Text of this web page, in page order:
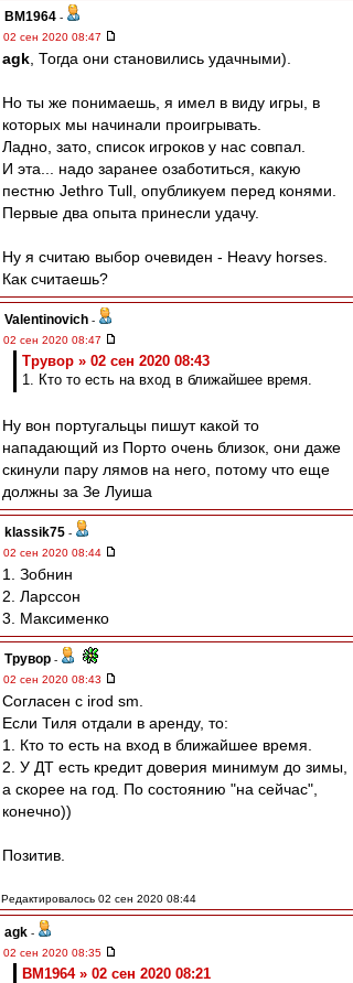
BM1964 -
02 сен 2020 08:47
agk , Тогда они становились удачными).
Но ты же понимаешь, я имел в виду игры, в
которых мы начинали проигрывать.
Ладно, зато, список игроков у нас совпал.
И эта... надо заранее озаботиться, какую
пестню Jethro Tull, опубликуем перед конями.
Первые два опыта принесли удачу.
Ну я считаю выбор очевиден - Heavy horses.
Как считаешь?
Valentinovich -
02 сен 2020 08:47
Трувор » 02 сен 2020 08:43
1. Кто то есть на вход в ближайшее время.
Ну вон португальцы пишут какой то
нападающий из Порто очень близок, они даже
скинули пару лямов на него, потому что еще
должны за Зе Луиша
klassik75 -
02 сен 2020 08:44
1. Зобнин
2. Ларссон
3. Максименко
Трувор -
02 сен 2020 08:43
Согласен с irod sm.
Если Тиля отдали в аренду, то:
1. Кто то есть на вход в ближайшее время.
2. У ДТ есть кредит доверия минимум до зимы,
а скорее на год. По состоянию "на сейчас",
конечно))
Позитив.
Редактировалось 02 сен 2020 08:44
agk -
02 сен 2020 08:35
BM1964 » 02 сен 2020 08:21